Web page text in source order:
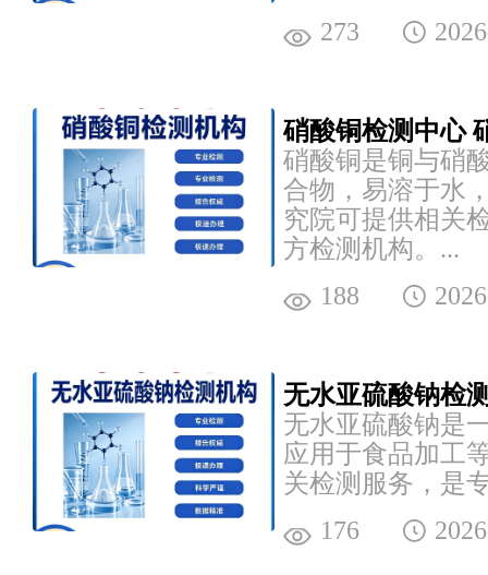
273
硝酸铜检测中心
硝酸铜是铜与硝
合物，易溶于水
究院可提供相关
方检测机构。...
188
无水亚硫酸钠检
无水亚硫酸钠是
应用于食品加工
关检测服务，是
176